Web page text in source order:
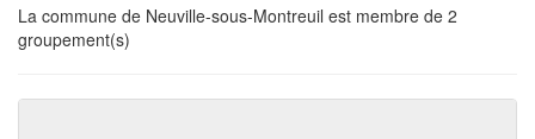
La commune de Neuville-sous-Montreuil est membre de 2
groupement(s)